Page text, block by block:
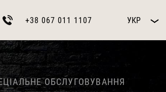
+38 067 011 1107 УКР
ОБСЛУГОВУВАННЯ